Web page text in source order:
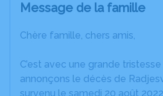
Message de la famille
Chère famille, chers amis,
C’est avec une grande
annonçons le décès de
survenu le samedi 20 août